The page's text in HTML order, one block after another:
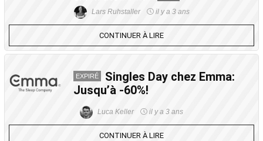
Lars Ruhstaller il y a 3 ans
CONTINUER À LIRE
EXPIRÉ
Singles Day chez Emma:
Jusqu’à -60%!
Luca Keller il y a 3 ans
CONTINUER À LIRE